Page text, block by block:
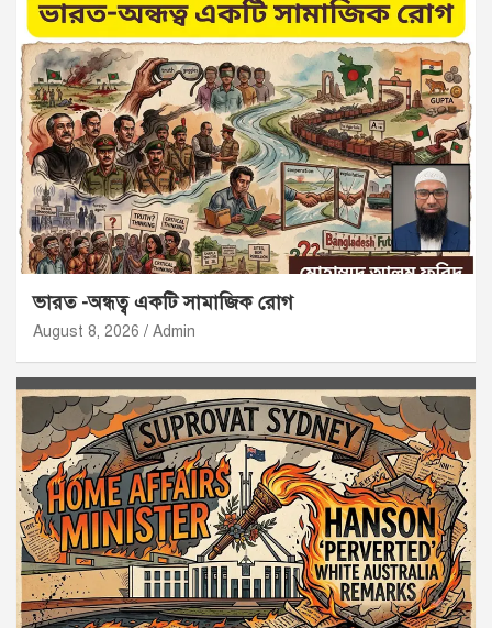
ভারত -অন্ধত্ব একটি সামাজিক রোগ
August 8, 2026 Admin